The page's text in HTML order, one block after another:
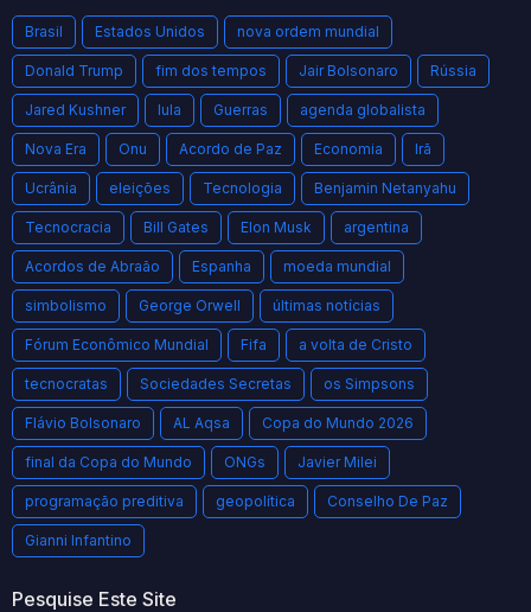
Brasil Estados Unidos nova ordem mundial
Donald Trump fim dos tempos Jair Bolsonaro Rússia
Jared Kushner lula Guerras agenda globalista
Nova Era Onu Acordo de Paz Economia Irã
Ucrânia eleições Tecnologia Benjamin Netanyahu
Tecnocracia Bill Gates Elon Musk argentina
Acordos de Abraão Espanha moeda mundial
simbolismo George Orwell últimas notícias
Fórum Econômico Mundial Fifa a volta de Cristo
tecnocratas Sociedades Secretas os Simpsons
Flávio Bolsonaro AL Aqsa Copa do Mundo 2026
final da Copa do Mundo ONGs Javier Milei
programação preditiva geopolítica Conselho De Paz
Gianni Infantino
Pesquise Este Site